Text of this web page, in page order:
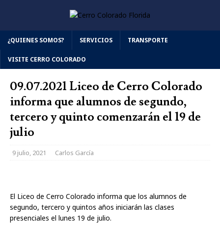
¿QUIENES SOMOS? SERVICIOS TRANSPORTE
VISITE CERRO COLORADO
09.07.2021 Liceo de Cerro Colorado
informa que alumnos de segundo,
tercero y quinto comenzarán el 19 de
julio
9 julio, 2021 Carlos García
El Liceo de Cerro Colorado informa que los alumnos de
segundo, tercero y quintos años iniciarán las clases
presenciales el lunes 19 de julio.